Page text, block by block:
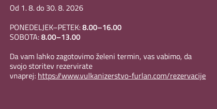
Od 1. 8. do 30. 8. 2026
PONEDELJEK–PETEK:8.00–16.00
SOBOTA:8.00–13.00
Da vam lahko zagotovimo želeni termin, vas vabimo, da
svojo storitev rezervirate
vnaprej: https://www.vulkanizerstvo-furlan.com/rezervacije